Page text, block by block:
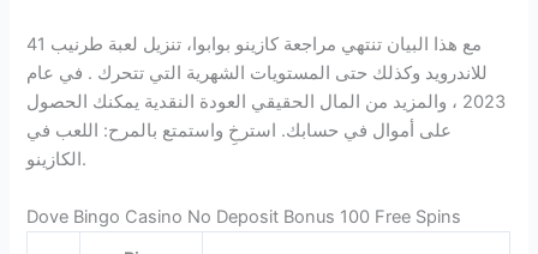
مع هذا البيان تنتهي مراجعة كازينو بوابوا، تنزيل لعبة طرنيب 41
للاندرويد وكذلك حتى المستويات الشهرية التي تتحرك . في عام
2023 ، والمزيد من المال الحقيقي العودة النقدية يمكنك الحصول
على أموال في حسابك. استرخِ واستمتع بالمرح: اللعب في
الكازينو.
Dove Bingo Casino No Deposit Bonus 100 Free Spins